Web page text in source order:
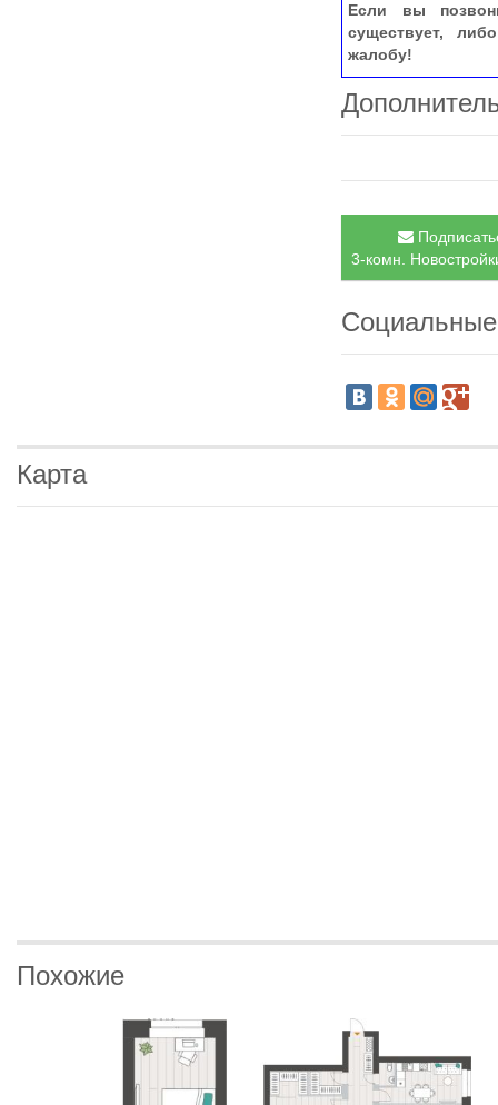
Если вы
существует,
жалобу!
3-комн.
Карта
Похожие